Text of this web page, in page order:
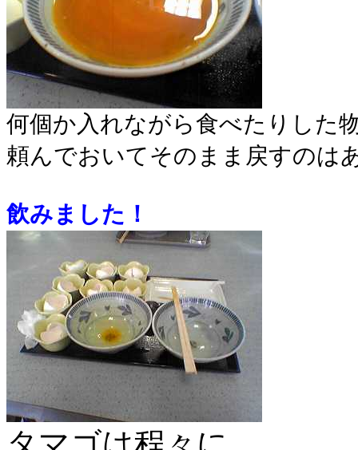
何個か入れながら食べたりした
頼んでおいてそのまま戻すのは
飲みました！